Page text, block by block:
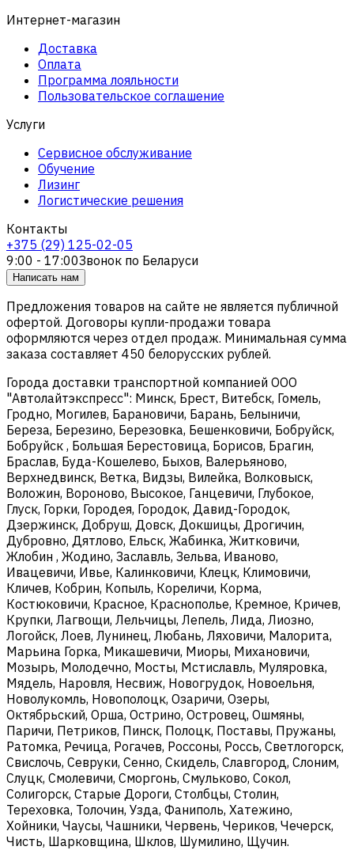
Интернет-магазин
Доставка
Оплата
Программа лояльности
Пользовательское соглашение
Услуги
Сервисное обслуживание
Обучение
Лизинг
Логистические решения
Контакты
+375 (29) 125-02-05
9:00 - 17:00Звонок по Беларуси
Написать нам
Предложения товаров на сайте не является публичной
офертой. Договоры купли-продажи товара
оформляются через отдел продаж. Минимальная сумма
заказа составляет 450 белорусских рублей.
Города доставки транспортной компанией ООО
"Автолайтэкспресс": Минск, Брест, Витебск, Гомель,
Гродно, Могилев, Барановичи, Барань, Белыничи,
Береза, Березино, Березовка, Бешенковичи, Бобруйск,
Бобруйск , Большая Берестовица, Борисов, Брагин,
Браслав, Буда-Кошелево, Быхов, Валерьяново,
Верхнедвинск, Ветка, Видзы, Вилейка, Волковыск,
Воложин, Вороново, Высокое, Ганцевичи, Глубокое,
Глуск, Горки, Городея, Городок, Давид-Городок,
Дзержинск, Добруш, Довск, Докшицы, Дрогичин,
Дубровно, Дятлово, Ельск, Жабинка, Житковичи,
Жлобин , Жодино, Заславль, Зельва, Иваново,
Ивацевичи, Ивье, Калинковичи, Клецк, Климовичи,
Кличев, Кобрин, Копыль, Кореличи, Корма,
Костюковичи, Красное, Краснополье, Кремное, Кричев,
Крупки, Лагвощи, Лельчицы, Лепель, Лида, Лиозно,
Логойск, Лоев, Лунинец, Любань, Ляховичи, Малорита,
Марьина Горка, Микашевичи, Миоры, Михановичи,
Мозырь, Молодечно, Мосты, Мстиславль, Муляровка,
Мядель, Наровля, Несвиж, Новогрудок, Новоельня,
Новолукомль, Новополоцк, Озаричи, Озеры,
Октябрьский, Орша, Острино, Островец, Ошмяны,
Паричи, Петриков, Пинск, Полоцк, Поставы, Пружаны,
Ратомка, Речица, Рогачев, Россоны, Россь, Светлогорск,
Свислочь, Севруки, Сенно, Скидель, Славгород, Слоним,
Слуцк, Смолевичи, Сморгонь, Смульково, Сокол,
Солигорск, Старые Дороги, Столбцы, Столин,
Тереховка, Толочин, Узда, Фаниполь, Хатежино,
Хойники, Чаусы, Чашники, Червень, Чериков, Чечерск,
Чисть, Шарковщина, Шклов, Шумилино, Щучин.